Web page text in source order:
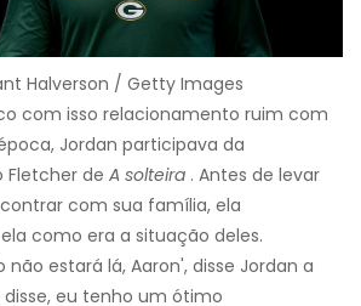
Halverson / Getty Images
com isso relacionamento ruim com
Jordan participava da
Fletcher de A solteira . Antes de levar
com sua família, ela
como era a situação deles.
estará lá, Aaron', disse Jordan a
disse, eu tenho um ótimo